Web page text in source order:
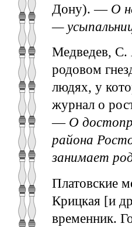
Дону). — О
—
Медведев, С.
родовом
людях, у
журнал о
— О
района
занимает
Платовские
Крицкая [и
временник.